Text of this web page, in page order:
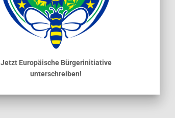
Jetzt Europäische Bürgerinitiative
unterschreiben!